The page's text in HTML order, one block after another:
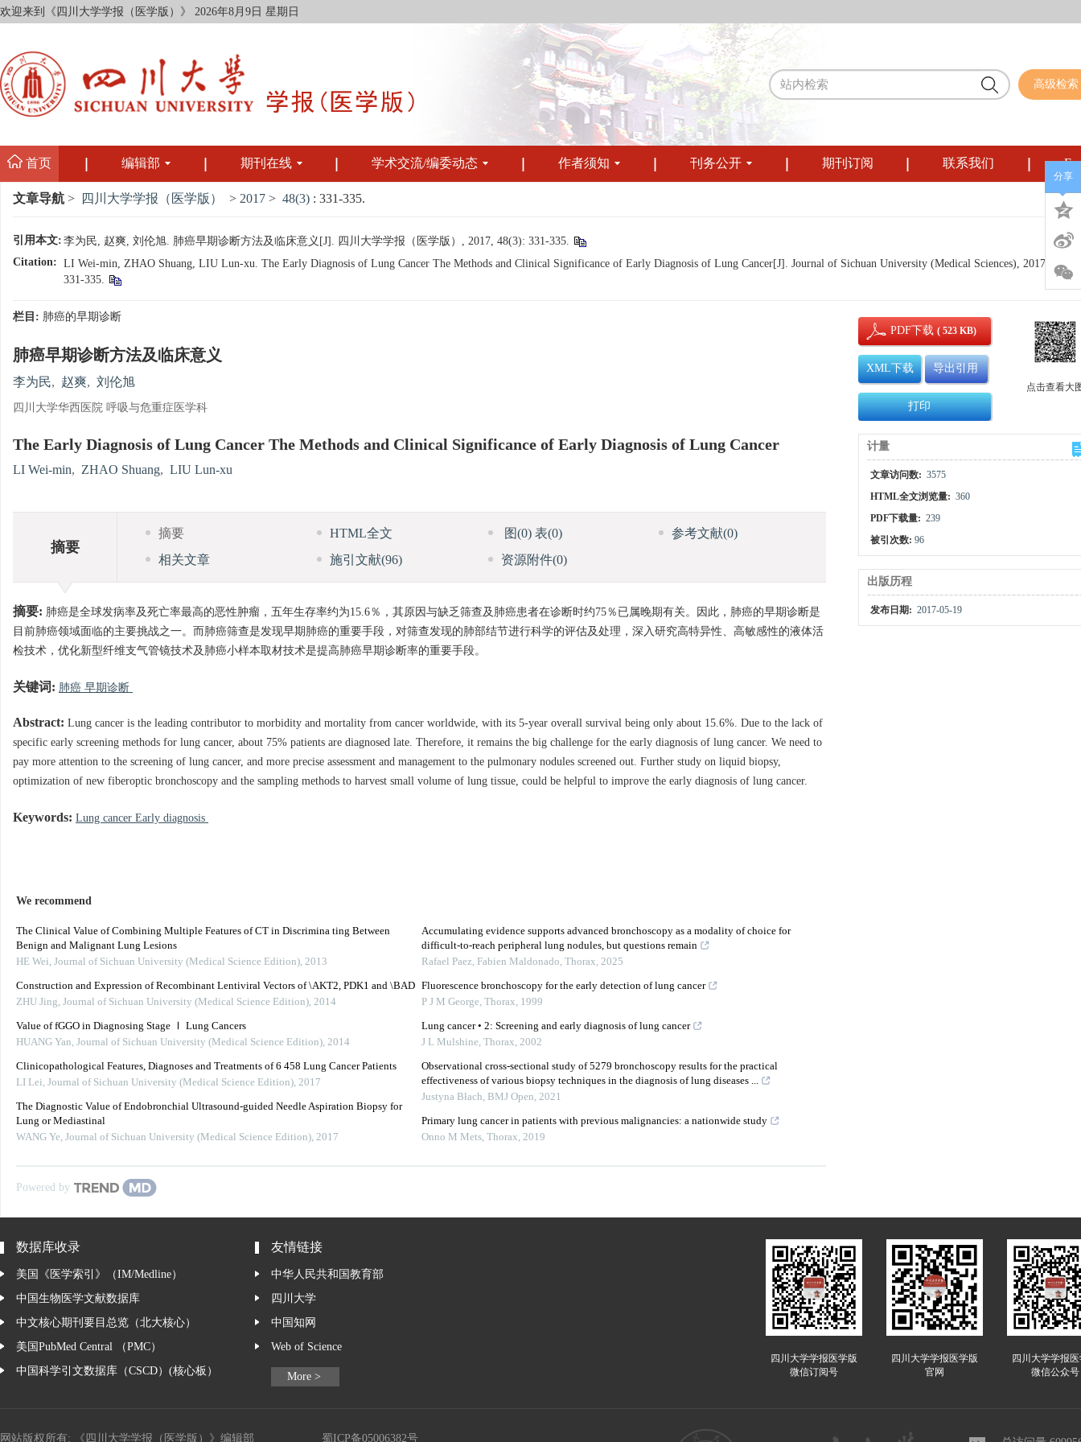
欢迎来到《四川大学学报（医学版）》 2026年8月9日 星期日
高级检索
首页 编辑部 期刊在线 学术交流/编委动态 作者须知 刊务公开 期刊订阅 联系我们
文章导航 > 四川大学学报（医学版） > 2017 > 48(3) : 331-335.
引用本文:李为民, 赵爽, 刘伦旭. 肺癌早期诊断方法及临床意义[J]. 四川大学学报（医学版）, 2017, 48(3): 331-335.
Citation: LI Wei-min, ZHAO Shuang, LIU Lun-xu. The Early Diagnosis of Lung Cancer The Methods and Clinical Significance of Early Diagnosis of Lung Cancer[J]. Journal of Sichuan University (Medical Sciences), 2017, 48(3):
331-335.
栏目: 肺癌的早期诊断
肺癌早期诊断方法及临床意义
李为民, 赵爽, 刘伦旭
四川大学华西医院 呼吸与危重症医学科
The Early Diagnosis of Lung Cancer The Methods and Clinical Significance of Early Diagnosis of Lung Cancer
LI Wei-min, ZHAO Shuang, LIU Lun-xu
摘要
摘要 HTML全文 图(0)表(0) 参考文献(0)
相关文章
施引文献(96) 资源附件(0)
摘要: 肺癌是全球发病率及死亡率最高的恶性肿瘤，五年生存率约为15.6％，其原因与缺乏筛查及肺癌患者在诊断时约75％已属晚期有关。因此，肺癌的早期诊断是
目前肺癌领域面临的主要挑战之一。而肺癌筛查是发现早期肺癌的重要手段，对筛查发现的肺部结节进行科学的评估及处理，深入研究高特异性、高敏感性的液体活
检技术，优化新型纤维支气管镜技术及肺癌小样本取材技术是提高肺癌早期诊断率的重要手段。
关键词: 肺癌 早期诊断
Abstract: Lung cancer is the leading contributor to morbidity and mortality from cancer worldwide, with its 5-year overall survival being only about 15.6%. Due to the lack of
specific early screening methods for lung cancer, about 75% patients are diagnosed late. Therefore, it remains the big challenge for the early diagnosis of lung cancer. We need to
pay more attention to the screening of lung cancer, and more precise assessment and management to the pulmonary nodules screened out. Further study on liquid biopsy,
optimization of new fiberoptic bronchoscopy and the sampling methods to harvest small volume of lung tissue, could be helpful to improve the early diagnosis of lung cancer.
Keywords: Lung cancer Early diagnosis
We recommend
The Clinical Value of Combining Multiple Features of CT in Discrimina ting Between
Benign and Malignant Lung Lesions
HE Wei, Journal of Sichuan University (Medical Science Edition), 2013
Construction and Expression of Recombinant Lentiviral Vectors of \AKT2, PDK1 and \BAD
ZHU Jing, Journal of Sichuan University (Medical Science Edition), 2014
Value of fGGO in Diagnosing Stage Ⅰ Lung Cancers
HUANG Yan, Journal of Sichuan University (Medical Science Edition), 2014
Clinicopathological Features, Diagnoses and Treatments of 6 458 Lung Cancer Patients
LI Lei, Journal of Sichuan University (Medical Science Edition), 2017
The Diagnostic Value of Endobronchial Ultrasound-guided Needle Aspiration Biopsy for
Lung or Mediastinal
WANG Ye, Journal of Sichuan University (Medical Science Edition), 2017
Accumulating evidence supports advanced bronchoscopy as a modality of choice for
difficult-to-reach peripheral lung nodules, but questions remain
Rafael Paez, Fabien Maldonado, Thorax, 2025
Fluorescence bronchoscopy for the early detection of lung cancer
P J M George, Thorax, 1999
Lung cancer • 2: Screening and early diagnosis of lung cancer
J L Mulshine, Thorax, 2002
Observational cross-sectional study of 5279 bronchoscopy results for the practical
effectiveness of various biopsy techniques in the diagnosis of lung diseases ...
Justyna Błach, BMJ Open, 2021
Primary lung cancer in patients with previous malignancies: a nationwide study
Onno M Mets, Thorax, 2019
Powered by
PDF下载( 523 KB)
XML下载 导出引用
打印
点击查看大
计量
文章访问数: 3575
HTML全文浏览量: 360
PDF下载量: 239
被引次数:96
出版历程
发布日期: 2017-05-19
分享
数据库收录
美国《医学索引》（IM/Medline）
中国生物医学文献数据库
中文核心期刊要目总览（北大核心）
美国PubMed Central （PMC）
中国科学引文数据库（CSCD）(核心板）
友情链接
中华人民共和国教育部
四川大学
中国知网
Web of Science
More >
四川大学学报医学版
微信订阅号
四川大学学报医学版
官网
四川大学学报
微信公众号
网站版权所有: 《四川大学学报（医学版）》编辑部 蜀ICP备05006382号